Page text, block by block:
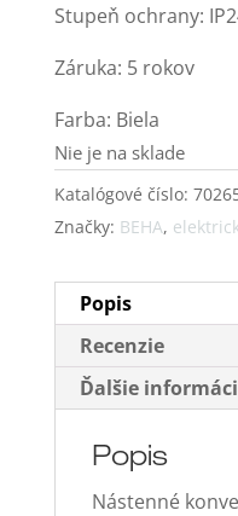
Stupeň ochrany:
Záruka: 5 rokov
Farba: Biela
Nie je na sklade
Katalógové číslo:
Značky: BEHA,
Popis
Recenzie
Ďalšie
Popis
Nástenné